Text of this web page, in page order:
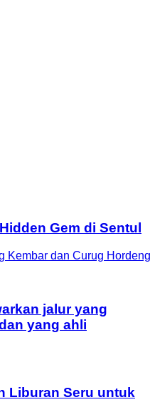
Gem di Sentul
jalur yang
yang ahli
Liburan Seru untuk